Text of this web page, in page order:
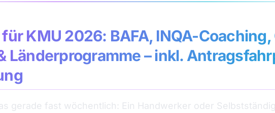
KMU 2026: BAFA, INQA-Coaching,
Länderprogramme – inkl.
gerade fast wöchentlich: Ein Handwerker oder